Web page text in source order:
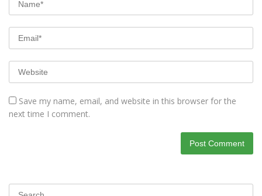
Save my name, email, and website in this browser for the
next time I comment.
Search